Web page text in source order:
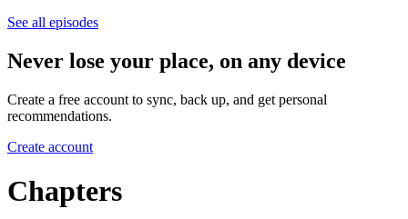
See all episodes
Never lose your place, on any device
Create a free account to sync, back up, and get personal
recommendations.
Create account
Chapters